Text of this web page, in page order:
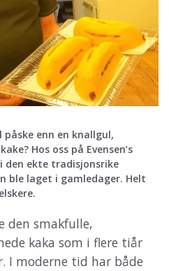
påske enn en knallgul,
Hos oss på Evensen’s
den ekte tradisjonsrike
ble laget i gamledager. Helt
den smakfulle,
kaka som i flere tiår
I moderne tid har både